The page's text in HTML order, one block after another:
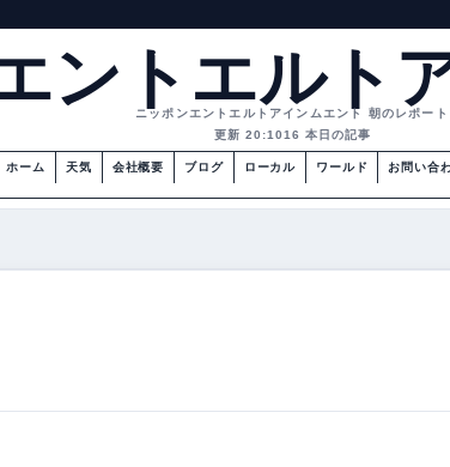
ントエルト
ニッポンエントエルトアインムエント 朝のレポート
更新 20:1016 本日の記事
ホーム 天気 会社概要 ブログ ローカル ワールド お問い合